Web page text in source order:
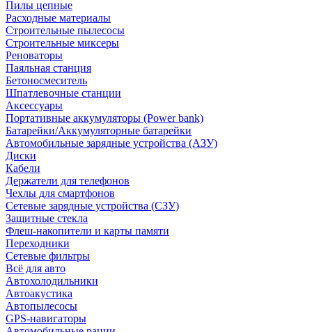
Пилы цепные
Расходные материалы
Строительные пылесосы
Строительные миксеры
Реноваторы
Паяльная станция
Бетоносмеситель
Шпатлевочные станции
Аксессуары
Портативные аккумуляторы (Power bank)
Батарейки/Аккумуляторные батарейки
Автомобильные зарядные устройства (АЗУ)
Диски
Кабели
Держатели для телефонов
Чехлы для смартфонов
Сетевые зарядные устройства (СЗУ)
Защитные стекла
Флеш-накопители и карты памяти
Переходники
Сетевые фильтры
Всё для авто
Автохолодильники
Автоакустика
Автопылесосы
GPS-навигаторы